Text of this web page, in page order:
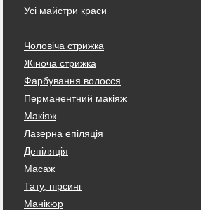
Усі майстри краси
Чоловіча стрижка
Жіноча стрижка
Фарбування волосся
Перманентний макіяж
Макіяж
Лазерна епіляція
Депіляція
Масаж
Тату, пірсинг
Манікюр